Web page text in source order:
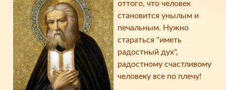
оттого, что человек
становится унылым и
печальным. Нужно
стараться "иметь
радостный дух",
радостному счастливому
человеку все по плечу!